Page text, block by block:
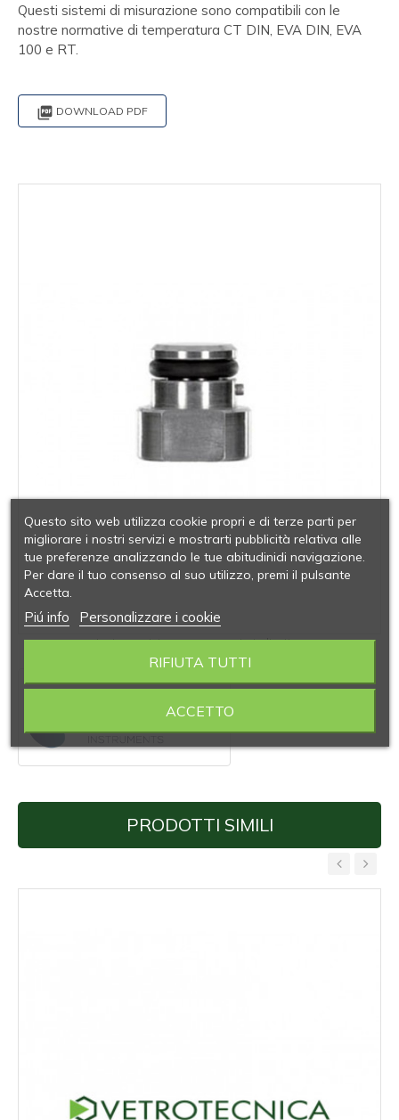
Questi sistemi di misurazione sono compatibili con le
nostre normative di temperatura CT DIN, EVA DIN, EVA
100 e RT.
 DOWNLOAD PDF
Le immagini sono puramente indicative
PRODOTTI SIMILI
‹ ›
Questo sito web utilizza cookie propri e di terze parti per
migliorare i nostri servizi e mostrarti pubblicità relativa alle
tue preferenze analizzando le tue abitudinidi navigazione.
Per dare il tuo consenso al suo utilizzo, premi il pulsante
Accetta.
Piú info Personalizzare i cookie
RIFIUTA TUTTI
ACCETTO